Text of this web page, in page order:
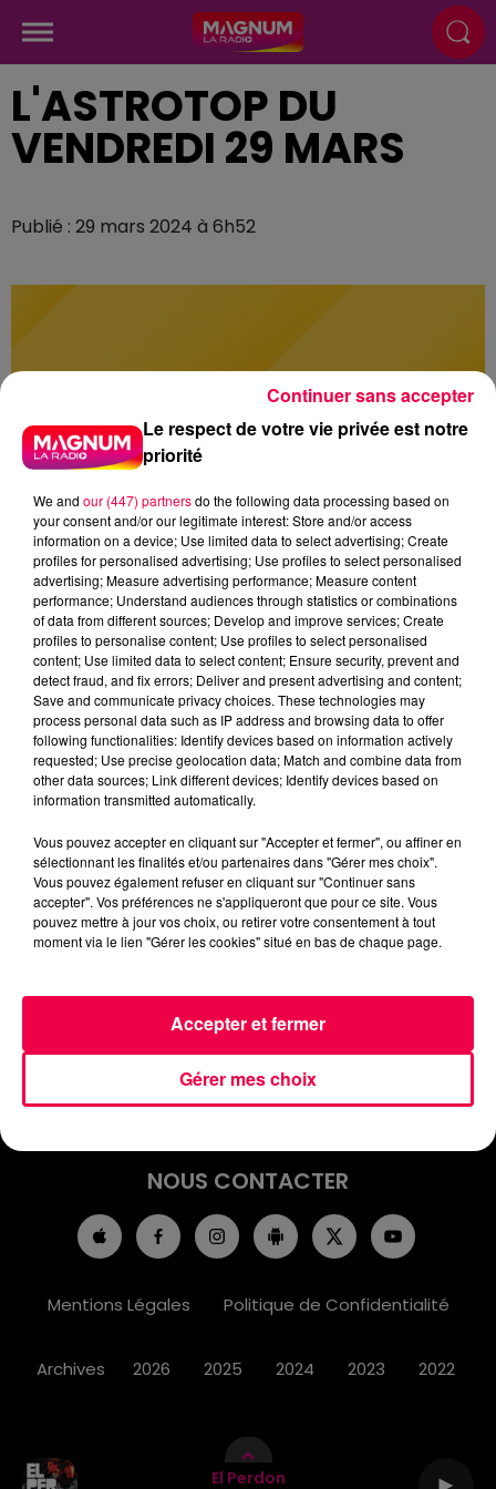
El Perdon
L'ASTROTOP DU
VENDREDI 29 MARS
Publié : 29 mars 2024 à 6h52
podcasts/2024/03/astro290324.mp3
INFOS
EMISSIONS
JEUX
PODCASTS
NOUS CONTACTER
Mentions Légales Politique de Confidentialité
Archives 2026 2025 2024 2023 2022
Le respect de votre vie privée est notre
priorité
We and our (447) partnersdo the following data processing based on
your consent and/or our legitimate interest: Store and/or access
information on a device; Use limited data to select advertising; Create
profiles for personalised advertising; Use profiles to select personalised
advertising; Measure advertising performance; Measure content
performance; Understand audiences through statistics or combinations
of data from different sources; Develop and improve services; Create
profiles to personalise content; Use profiles to select personalised
content; Use limited data to select content; Ensure security, prevent and
detect fraud, and fix errors; Deliver and present advertising and content;
Save and communicate privacy choices. These technologies may
process personal data such as IP address and browsing data to offer
following functionalities: Identify devices based on information actively
requested; Use precise geolocation data; Match and combine data from
other data sources; Link different devices; Identify devices based on
information transmitted automatically.
Vous pouvez accepter en cliquant sur "Accepter et fermer", ou affiner en
sélectionnant les finalités et/ou partenaires dans "Gérer mes choix".
Vous pouvez également refuser en cliquant sur "Continuer sans
accepter". Vos préférences ne s'appliqueront que pour ce site. Vous
pouvez mettre à jour vos choix, ou retirer votre consentement à tout
moment via le lien "Gérer les cookies" situé en bas de chaque page.
Gérer mes choix
Accepter et fermer
Continuer sans accepter